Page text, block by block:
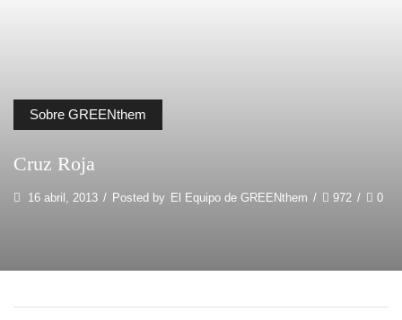
Sobre GREENthem
Cruz Roja
16 abril, 2013 / Posted by El Equipo de GREENthem / 972 / 0